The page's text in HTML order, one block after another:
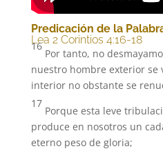
Predicación de la
Lea 2 Corintios 4:16-18
16
Por tanto, no
nuestro hombre exterior se
interior no obstante se
17
Porque esta leve
produce en nosotros un
eterno peso de gloria;